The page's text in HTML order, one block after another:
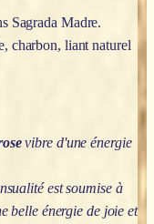
Sagrada Madre.
charbon, liant naturel
vibre d'une énergie
est soumise à
belle énergie de joie et